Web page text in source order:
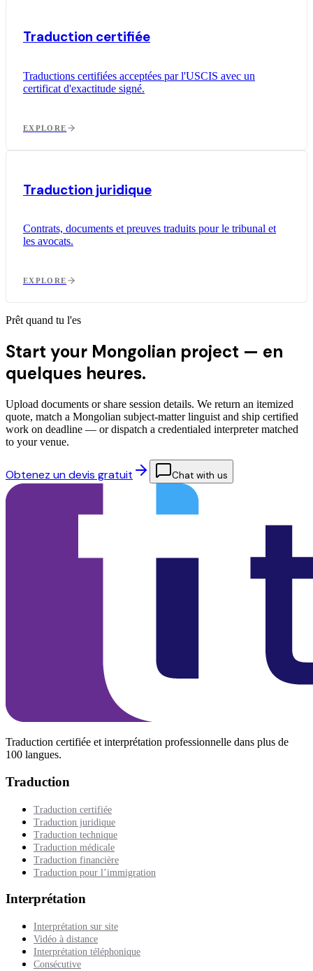
Traduction certifiée
Traductions certifiées acceptées par l'USCIS avec un
certificat d'exactitude signé.
EXPLORE
Traduction juridique
Contrats, documents et preuves traduits pour le tribunal et
les avocats.
EXPLORE
Prêt quand tu l'es
Start your Mongolian project — en
quelques heures.
Upload documents or share session details. We return an itemized
quote, match a Mongolian subject-matter linguist and ship certified
work on deadline — or dispatch a credentialed interpreter matched
to your venue.
Obtenez un devis gratuit Chat with us
Traduction certifiée et interprétation professionnelle dans plus de
100 langues.
Traduction
Traduction certifiée
Traduction juridique
Traduction technique
Traduction médicale
Traduction financière
Traduction pour l’immigration
Interprétation
Interprétation sur site
Vidéo à distance
Interprétation téléphonique
Consécutive